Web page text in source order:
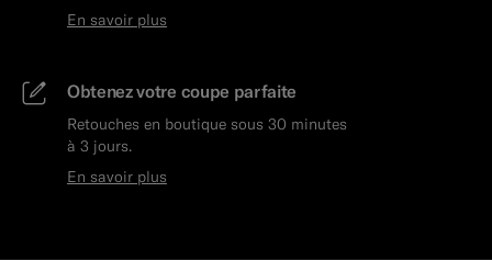
En savoir plus
Obtenez votre coupe parfaite
Retouches en boutique sous 30 minutes
à 3 jours.
En savoir plus